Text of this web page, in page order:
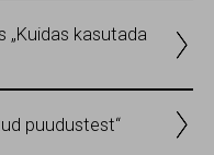
„Kuidas kasutada
puudustest“